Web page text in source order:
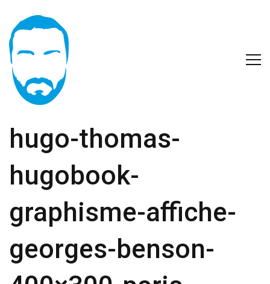
hugo-thomas-
hugobook-
graphisme-affiche-
georges-benson-